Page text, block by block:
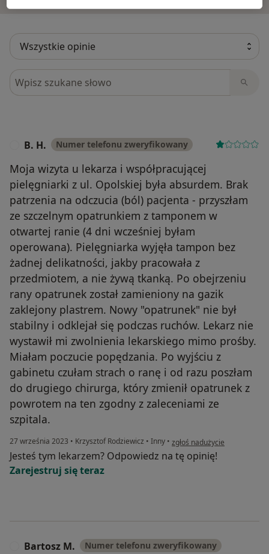
Szukaj w opiniach
B. H. Numer telefonu zweryfikowany
Moja wizyta u lekarza i współpracującej
pielęgniarki z ul. Opolskiej była absurdem. Brak
patrzenia na odczucia (ból) pacjenta - przyszłam
ze szczelnym opatrunkiem z tamponem w
otwartej ranie (4 dni wcześniej byłam
operowana). Pielęgniarka wyjęła tampon bez
żadnej delikatności, jakby pracowała z
przedmiotem, a nie żywą tkanką. Po obejrzeniu
rany opatrunek został zamieniony na gazik
zaklejony plastrem. Nowy "opatrunek" nie był
stabilny i odklejał się podczas ruchów. Lekarz nie
wystawił mi zwolnienia lekarskiego mimo prośby.
Miałam poczucie popędzania. Po wyjściu z
gabinetu czułam strach o ranę i od razu poszłam
do drugiego chirurga, który zmienił opatrunek z
powrotem na ten zgodny z zaleceniami ze
szpitala.
27 września 2023 • Krzysztof Rodziewicz • Inny • w opinii użytkownika B. H.
zgłoś nadużycie
Jesteś tym lekarzem? Odpowiedz na tę opinię!
Zarejestruj się teraz
Bartosz M. Numer telefonu zweryfikowany